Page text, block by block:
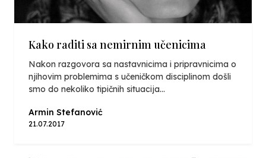
Kako raditi sa nemirnim učenicima
Nakon razgovora sa nastavnicima i pripravnicima o
njihovim problemima s učeničkom disciplinom došli
smo do nekoliko tipičnih situacija...
Armin Stefanović
21.07.2017